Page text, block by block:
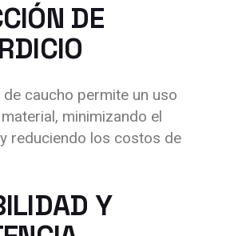
DE
de caucho permite un uso
minimizando el
reduciendo los costos de
Y